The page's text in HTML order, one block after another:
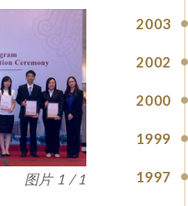
2003
2002
2000
1999
1997
图片 1 / 1